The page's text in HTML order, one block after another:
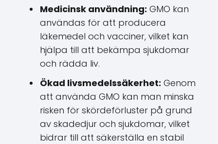
Medicinsk användning: GMO kan
användas för att producera
läkemedel och vacciner, vilket kan
hjälpa till att bekämpa sjukdomar
och rädda liv.
Ökad livsmedelssäkerhet: Genom
att använda GMO kan man minska
risken för skördeförluster på grund
av skadedjur och sjukdomar, vilket
bidrar till att säkerställa en stabil